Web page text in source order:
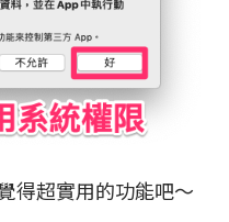
得超實用的功能吧～